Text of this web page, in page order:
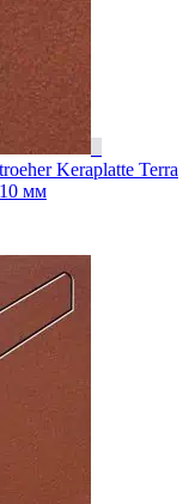
Keraplatte Terra
мм